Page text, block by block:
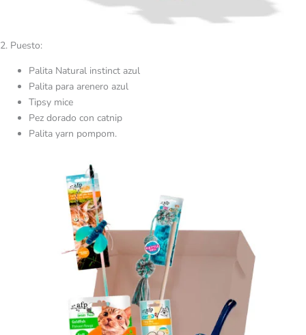
2. Puesto:
Palita Natural instinct azul
Palita para arenero azul
Tipsy mice
Pez dorado con catnip
Palita yarn pompom.